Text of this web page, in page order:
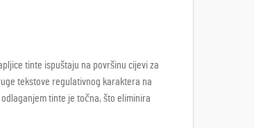
tinte ispuštaju na površinu cijevi za
tekstove regulativnog karaktera na
tinte je točna, što eliminira